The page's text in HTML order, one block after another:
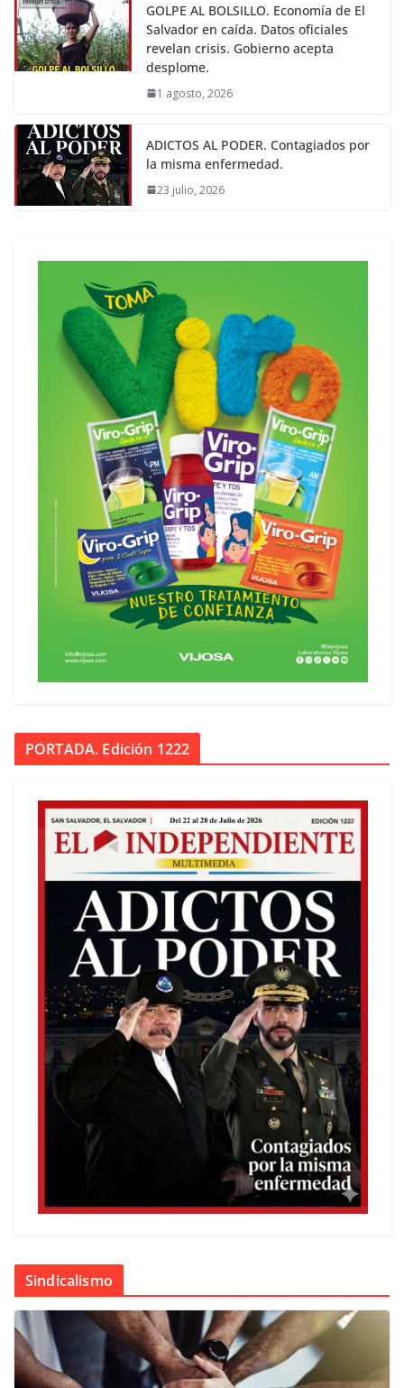
GOLPE AL BOLSILLO. Economía de El
Salvador en caída. Datos oficiales
revelan crisis. Gobierno acepta
desplome.
1 agosto, 2026
ADICTOS AL PODER. Contagiados por
la misma enfermedad.
23 julio, 2026
PORTADA. Edición 1222
Sindicalismo